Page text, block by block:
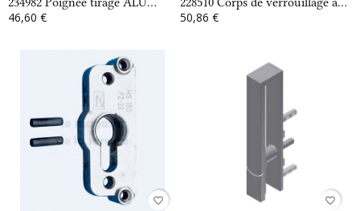
46,60 € 50,86 €
favorite_border favorite_border